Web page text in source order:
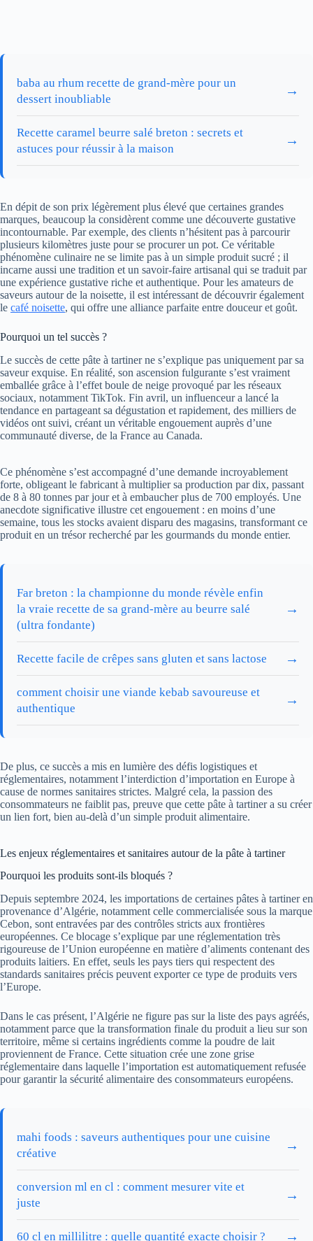
baba au rhum recette de grand-mère pour un
dessert inoubliable
→
Recette caramel beurre salé breton : secrets et
astuces pour réussir à la maison
→
En dépit de son prix légèrement plus élevé que certaines grandes
marques, beaucoup la considèrent comme une découverte gustative
incontournable. Par exemple, des clients n’hésitent pas à parcourir
plusieurs kilomètres juste pour se procurer un pot. Ce véritable
phénomène culinaire ne se limite pas à un simple produit sucré ; il
incarne aussi une tradition et un savoir-faire artisanal qui se traduit par
une expérience gustative riche et authentique. Pour les amateurs de
saveurs autour de la noisette, il est intéressant de découvrir également
le café noisette, qui offre une alliance parfaite entre douceur et goût.
Pourquoi un tel succès ?
Le succès de cette pâte à tartiner ne s’explique pas uniquement par sa
saveur exquise. En réalité, son ascension fulgurante s’est vraiment
emballée grâce à l’effet boule de neige provoqué par les réseaux
sociaux, notamment TikTok. Fin avril, un influenceur a lancé la
tendance en partageant sa dégustation et rapidement, des milliers de
vidéos ont suivi, créant un véritable engouement auprès d’une
communauté diverse, de la France au Canada.
Ce phénomène s’est accompagné d’une demande incroyablement
forte, obligeant le fabricant à multiplier sa production par dix, passant
de 8 à 80 tonnes par jour et à embaucher plus de 700 employés. Une
anecdote significative illustre cet engouement : en moins d’une
semaine, tous les stocks avaient disparu des magasins, transformant ce
produit en un trésor recherché par les gourmands du monde entier.
Far breton : la championne du monde révèle enfin
la vraie recette de sa grand-mère au beurre salé
(ultra fondante)
→
Recette facile de crêpes sans gluten et sans lactose →
comment choisir une viande kebab savoureuse et
authentique
→
De plus, ce succès a mis en lumière des défis logistiques et
réglementaires, notamment l’interdiction d’importation en Europe à
cause de normes sanitaires strictes. Malgré cela, la passion des
consommateurs ne faiblit pas, preuve que cette pâte à tartiner a su créer
un lien fort, bien au-delà d’un simple produit alimentaire.
Les enjeux réglementaires et sanitaires autour de la pâte à tartiner
Pourquoi les produits sont-ils bloqués ?
Depuis septembre 2024, les importations de certaines pâtes à tartiner en
provenance d’Algérie, notamment celle commercialisée sous la marque
Cebon, sont entravées par des contrôles stricts aux frontières
européennes. Ce blocage s’explique par une réglementation très
rigoureuse de l’Union européenne en matière d’aliments contenant des
produits laitiers. En effet, seuls les pays tiers qui respectent des
standards sanitaires précis peuvent exporter ce type de produits vers
l’Europe.
Dans le cas présent, l’Algérie ne figure pas sur la liste des pays agréés,
notamment parce que la transformation finale du produit a lieu sur son
territoire, même si certains ingrédients comme la poudre de lait
proviennent de France. Cette situation crée une zone grise
réglementaire dans laquelle l’importation est automatiquement refusée
pour garantir la sécurité alimentaire des consommateurs européens.
mahi foods : saveurs authentiques pour une cuisine
créative
→
conversion ml en cl : comment mesurer vite et
juste
→
60 cl en millilitre : quelle quantité exacte choisir ? →